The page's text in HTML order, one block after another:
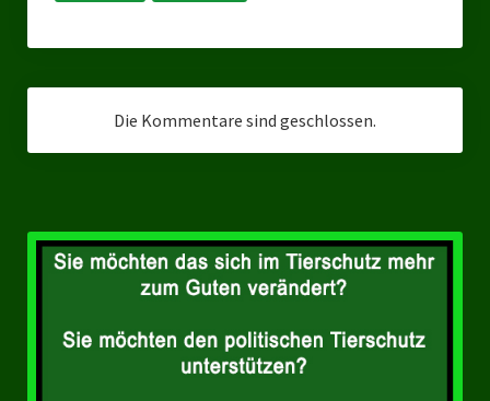
Ratsgruppe Tierschutz / DAL-WGD Duisburg
Ratsgruppe TIERSCHUTZ GUT Gelsenkirchen
Kommunalwahl Nordrhein-Westfalen 2025
Unsere Oberbürgermeister-Kandidaten
Die Kommentare sind geschlossen.